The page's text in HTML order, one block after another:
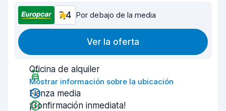
7,4 Por debajo de la media
Ver la oferta
Oficina de alquiler
Mostrar información sobre la ubicación
Fianza media
¡Confirmación inmediata!